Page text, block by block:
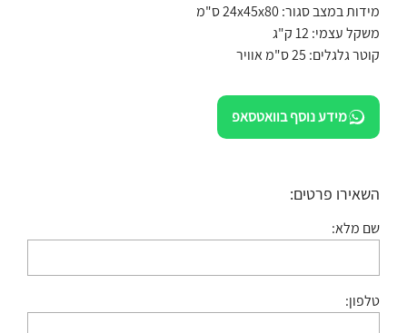
מידות במצב סגור: 24x45x80 ס"מ
משקל עצמי: 12 ק"ג
קוטר גלגלים: 25 ס"מ אוויר
מידע נוסף בוואטסאפ
השאירו פרטים:
שם מלא:
טלפון: